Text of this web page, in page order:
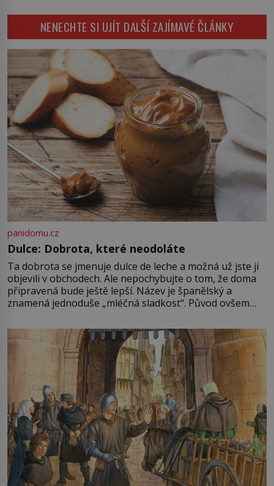
mořská eroze a postupující pobřeží
během několika staletí pohltí […]
tulipánu mění v jednu z nejdražších
věcí na trhu. Lidé uzavírají obchody
za částky, které odpovídají ceně
luxusních domů, věří v nekonečný
růst a bohatství na dosah ruky. Pak
ale přijde únor roku 1637 a sen o
[…]
NENECHTE SI UJÍT DALŠÍ ZAJÍMAVÉ ČLÁNKY
panidomu.cz
Dulce: Dobrota, které neodoláte
Ta dobrota se jmenuje dulce de leche a možná už jste ji
objevili v obchodech. Ale nepochybujte o tom, že doma
připravená bude ještě lepší. Název je španělský a
znamená jednoduše „mléčná sladkost“. Původ ovšem
pře hned několik latinskoamerických zemí a k tomu
Francie, kde se traduje,